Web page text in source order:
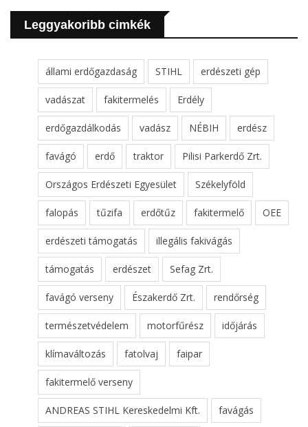
Leggyakoribb cimkék
állami erdőgazdaság STIHL erdészeti gép
vadászat fakitermelés Erdély
erdőgazdálkodás vadász NÉBIH erdész
favágó erdő traktor Pilisi Parkerdő Zrt.
Országos Erdészeti Egyesület Székelyföld
falopás tűzifa erdőtűz fakitermelő OEE
erdészeti támogatás illegális fakivágás
támogatás erdészet Sefag Zrt.
favágó verseny Északerdő Zrt. rendőrség
természetvédelem motorfűrész időjárás
klímaváltozás fatolvaj faipar
fakitermelő verseny
ANDREAS STIHL Kereskedelmi Kft. favágás